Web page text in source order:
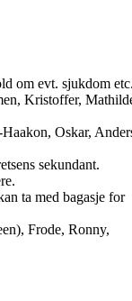
om evt. sjukdom
Kristoffer,
Oskar,
sekundant.
ta med bagasje for
Frode, Ronny,